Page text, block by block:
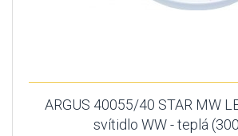
ARGUS 40055/40 STAR MW
svítidlo WW - teplá